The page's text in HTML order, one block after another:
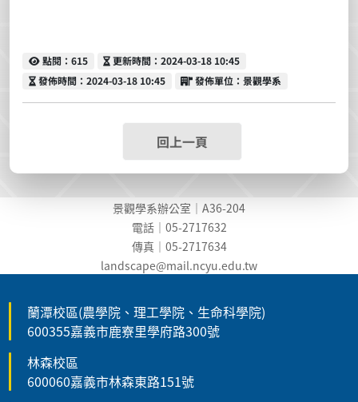
點閱
點閱：615 更新時間
更新時間：2024-03-18 10:45
發佈時間
發佈時間：2024-03-18 10:45 發佈單位
發佈單位：景觀學系
回上一頁
景觀學系辦公室｜A36-204
電話｜05-2717632
傳真｜05-2717634
landscape@mail.ncyu.edu.tw
蘭潭校區(農學院、理工學院、生命科學院)
600355嘉義市鹿寮里學府路300號
林森校區
600060嘉義市林森東路151號